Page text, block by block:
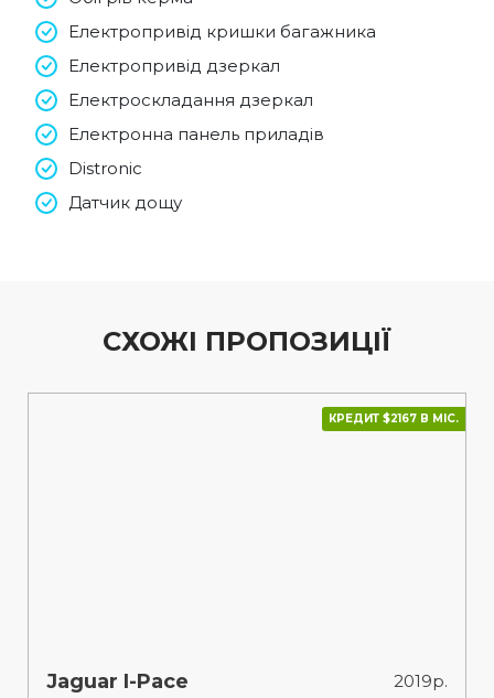
Електропривід кришки багажника
Електропривід дзеркал
Електроскладання дзеркал
Електронна панель приладів
Distronic
Датчик дощу
СХОЖІ ПРОПОЗИЦІЇ
КРЕДИТ $2167 В МІС.
Jaguar I-Pace
2019р.